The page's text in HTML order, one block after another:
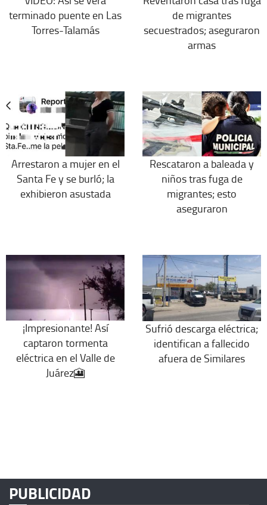
terminado puente en Las
Torres-Talamás
de migrantes
secuestrados; aseguraron
armas
Arrestaron a mujer en el
Santa Fe y se burló; la
exhibieron asustada
Rescataron a baleada y
niños tras fuga de
migrantes; esto
aseguraron
¡Impresionante! Así
captaron tormenta
eléctrica en el Valle de
Juárez🎦
Sufrió descarga eléctrica;
identifican a fallecido
afuera de Similares
PUBLICIDAD